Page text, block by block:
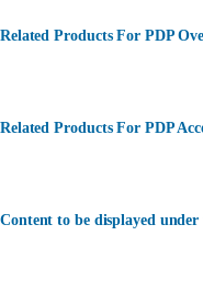
Related Products For PDP
Related Products For PDP
Content to be displayed